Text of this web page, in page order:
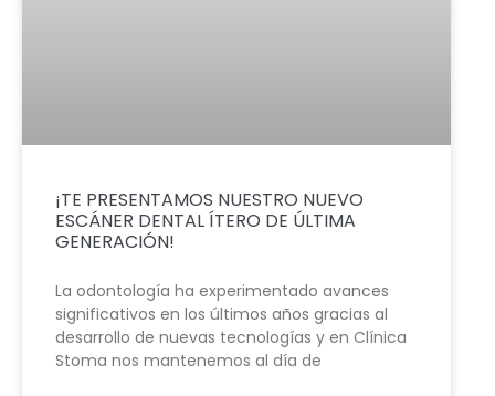
¡TE PRESENTAMOS NUESTRO NUEVO
ESCÁNER DENTAL ÍTERO DE ÚLTIMA
GENERACIÓN!
La odontología ha experimentado avances
significativos en los últimos años gracias al
desarrollo de nuevas tecnologías y en Clínica
Stoma nos mantenemos al día de